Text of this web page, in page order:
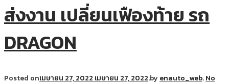
ส่งงาน เปลี่ยนเฟืองท้าย รถ
DRAGON
Posted onเมษายน 27, 2022 เมษายน 27, 2022.by enauto_web.No